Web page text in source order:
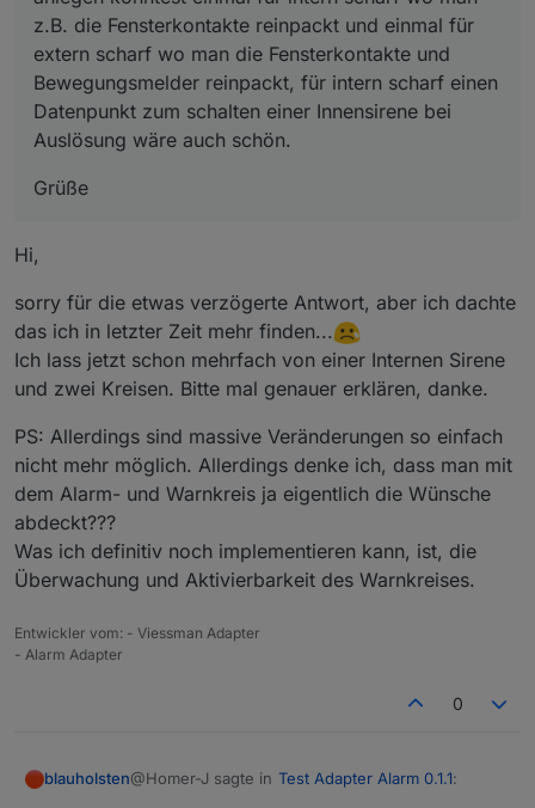
z.B. die Fensterkontakte reinpackt und einmal für
extern scharf wo man die Fensterkontakte und
Bewegungsmelder reinpackt, für intern scharf einen
Datenpunkt zum schalten einer Innensirene bei
Auslösung wäre auch schön.
Grüße
Hi,
sorry für die etwas verzögerte Antwort, aber ich dachte
das ich in letzter Zeit mehr finden...
Ich lass jetzt schon mehrfach von einer Internen Sirene
und zwei Kreisen. Bitte mal genauer erklären, danke.
PS: Allerdings sind massive Veränderungen so einfach
nicht mehr möglich. Allerdings denke ich, dass man mit
dem Alarm- und Warnkreis ja eigentlich die Wünsche
abdeckt???
Was ich definitiv noch implementieren kann, ist, die
Überwachung und Aktivierbarkeit des Warnkreises.
Entwickler vom: - Viessman Adapter
- Alarm Adapter
0
blauholsten@Homer-J sagte in Test Adapter Alarm 0.1.1: